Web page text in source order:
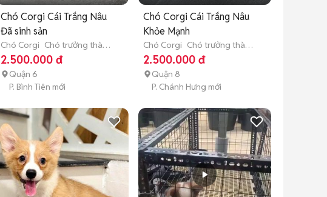
Chó Corgi Cái Trắng Nâu
Đã sinh sản
Chó Corgi Chó trưởng thành
(hơn 1 tuổi)
2.500.000 đ
Quận 6
P. Bình Tiên mới
Chó Corgi Cái Trắng Nâu
Khỏe Mạnh
Chó Corgi Chó trưởng thành
(hơn 1 tuổi)
2.500.000 đ
Quận 8
P. Chánh Hưng mới